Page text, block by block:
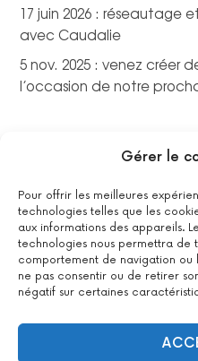
Gérer le
Pour offrir les meilleures
technologies telles que les
aux informations des appareils.
technologies nous permettra de
comportement de navigation ou
ne pas consentir ou de retirer
négatif sur certaines
17 juin 2026 : réseautage
avec Caudalie
5 nov. 2025 : venez créer
l’occasion de notre
La certification qualité a été
suivante : actions de